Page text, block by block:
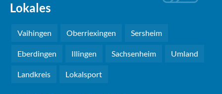
Lokales
Vaihingen Oberriexingen Sersheim
Eberdingen Illingen Sachsenheim Umland
Landkreis Lokalsport